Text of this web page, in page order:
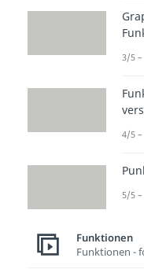
3/5 –
4/5 –
5/5 –
Funktionen
Funktionen -